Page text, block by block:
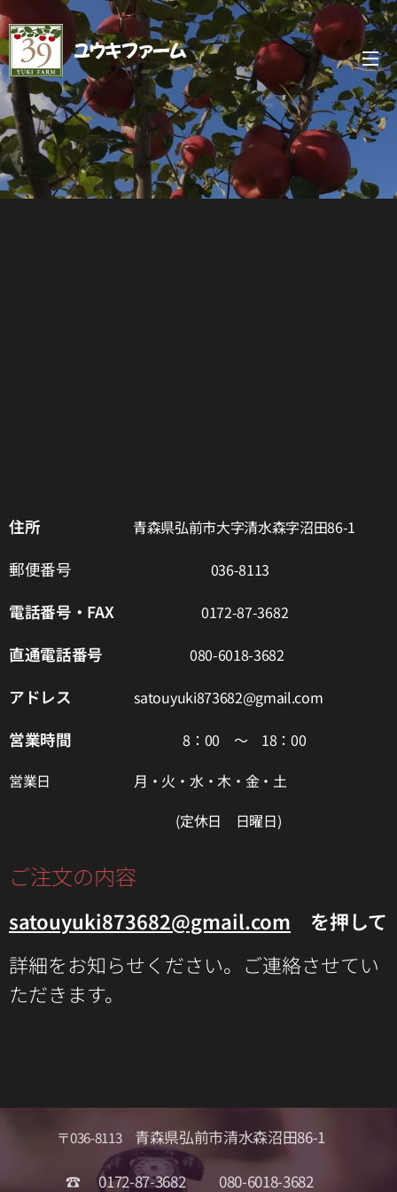
ユウキファーム
住所 青森県弘前市大字清水森字沼田86-1
郵便番号 036-8113
電話番号・FAX 0172-87-3682
直通電話番号 080-6018-3682
アドレスsatouyuki873682@gmail.com
営業時間
8：00 ～ 18：00
営業日 月・火・水・木・金・土
(定休日 日曜日)
ご注文の内容
satouyuki873682@gmail.com を押して
詳細をお知らせください。ご連絡させてい
ただきます。
〒036-8113 青森県弘前市清水森沼田86-1
☎📠0172-87-3682 📱080-6018-3682